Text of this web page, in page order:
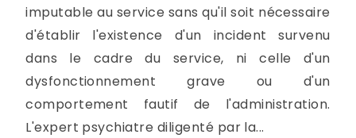
imputable au service sans qu'il soit nécessaire
d'établir l'existence d'un incident survenu
dans le cadre du service, ni celle d'un
dysfonctionnement grave ou d'un
comportement fautif de l'administration.
L'expert psychiatre diligenté par la...